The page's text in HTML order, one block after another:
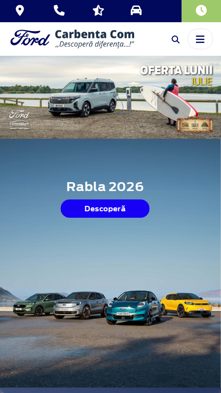
Rabla 2026
Descoperă